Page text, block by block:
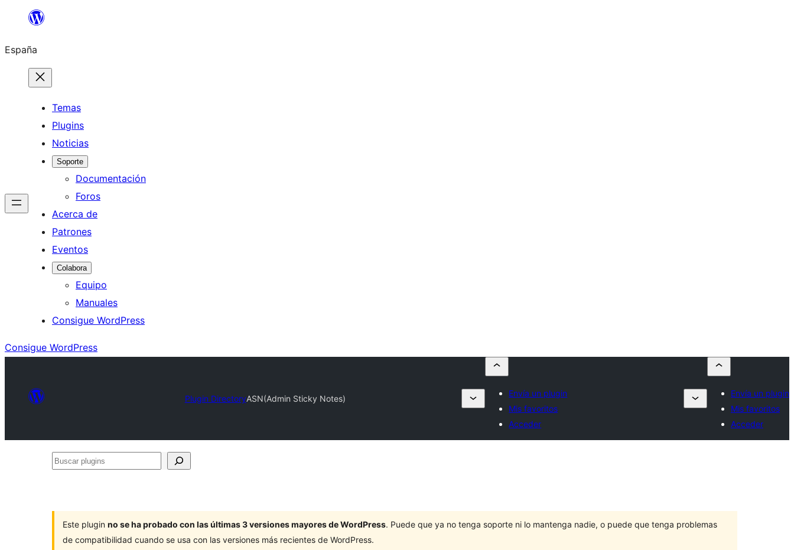
Saltar
contenido
España
Temas
Plugins
Noticias
Soporte
Documentación
Foros
Acerca de
Patrones
Eventos
Colabora
Equipo
Manuales
Consigue WordPress
Consigue WordPress
Plugin DirectoryASN(Admin Sticky Notes)
Envía un plugin
Mis favoritos
Acceder
Envía un plugin
Mis favoritos
Acceder
Buscar
Este plugin no se ha probado con las últimas 3 versiones mayores de WordPress. Puede que ya no tenga soporte ni lo mantenga nadie, o puede que tenga problemas
de compatibilidad cuando se usa con las versiones más recientes de WordPress.